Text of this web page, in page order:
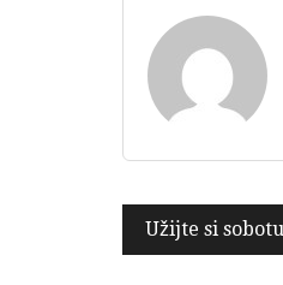
Navigace
pro
Užijte si